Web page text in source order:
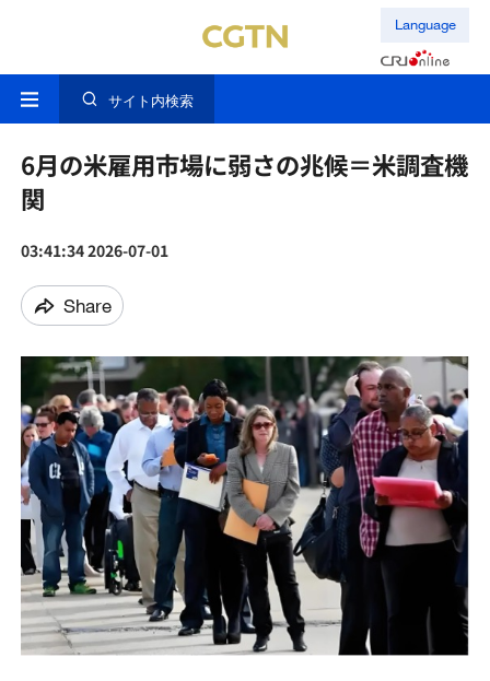
Language
サイト内検索
6月の米雇用市場に弱さの兆候＝米調査機
関
03:41:34 2026-07-01
Share